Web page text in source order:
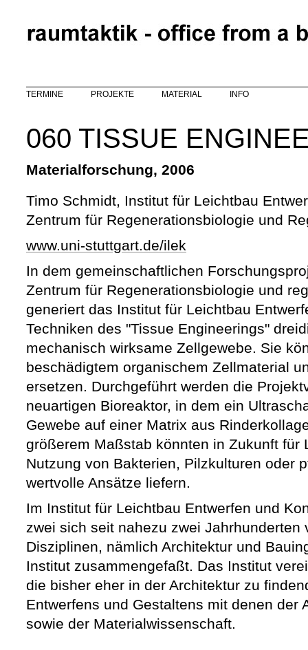
TERMINE PROJEKTE MATERIAL INFO
060 TISSUE
Materialforschung, 2006
Timo Schmidt, Institut für Leichtbau
Zentrum für Regenerationsbiologie und
www.uni-stuttgart.de/ilek
In dem gemeinschaftlichen
Zentrum für Regenerationsbiologie und
generiert das Institut für Leichtbau
Techniken des "Tissue Engineerings"
mechanisch wirksame Zellgewebe. Sie
beschädigtem organischem Zellmaterial
ersetzen. Durchgeführt werden die
neuartigen Bioreaktor, in dem ein
Gewebe auf einer Matrix aus
größerem Maßstab könnten in Zukunft für
Nutzung von Bakterien, Pilzkulturen oder
wertvolle Ansätze liefern.
Im Institut für Leichtbau Entwerfen und
zwei sich seit nahezu zwei Jahrhunderten
Disziplinen, nämlich Architektur und
Institut zusammengefaßt. Das Institut
die bisher eher in der Architektur zu
Entwerfens und Gestaltens mit denen der
sowie der Materialwissenschaft.